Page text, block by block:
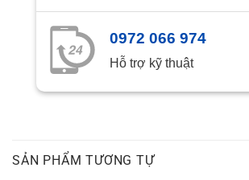
0972 066 974
Hỗ trợ kỹ thuật
SẢN PHẨM TƯƠNG TỰ